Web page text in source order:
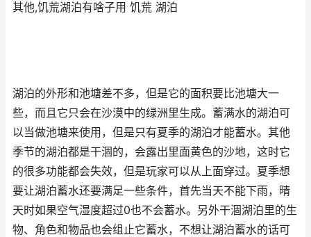
其他,饥荒湖泊有啥子用 饥荒 湖泊
湖泊的外形和池塘差不多，但是它的面积要比池塘大一
些，而且它只会在沙漠中的绿洲里生成。蓄满水的湖泊可
以当做池塘来使用，但是只有夏季的湖泊才能蓄水。其他
季节的湖泊都是干涸的，会露出里面黄色的沙地，这时它
的很多功能都会失效，但是玩家可以从上面穿过。夏季想
要让湖泊蓄水还要满足一些条件，首先当天不能下雨，晴
天时如果空气湿度超过0也不会蓄水。另外干涸湖泊里的生
物、角色和物品也会组止它蓄水，不想让湖泊蓄水的话可